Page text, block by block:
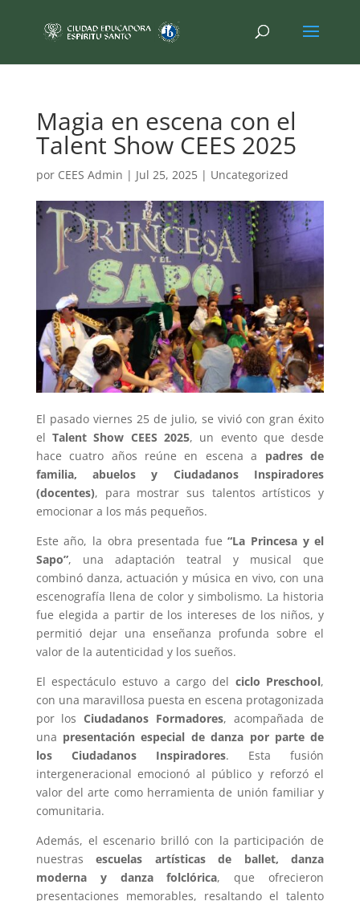
Magia en escena con el
Talent Show CEES 2025
por CEES Admin | Jul 25, 2025| Uncategorized
El pasado viernes 25 de julio, se vivió con gran éxito
elTalent Show CEES 2025, un evento que desde
hace cuatro años reúne en escena a padres de
familia, abuelos y Ciudadanos Inspiradores
(docentes), para mostrar sus talentos artísticos y
emocionar a los más pequeños.
Este año, la obra presentada fue“La Princesa y el
Sapo”, una adaptación teatral y musical que
combinó danza, actuación y música en vivo, con una
escenografía llena de color y simbolismo. La historia
fue elegida a partir de los intereses de los niños, y
permitió dejar una enseñanza profunda sobre el
valor de la autenticidad y los sueños.
El espectáculo estuvo a cargo del ciclo Preschool,
con una maravillosa puesta en escena protagonizada
por losCiudadanos Formadores, acompañada de
una presentación especial de danza por parte de
los Ciudadanos Inspiradores. Esta fusión
intergeneracional emocionó al público y reforzó el
valor del arte como herramienta de unión familiar y
comunitaria.
Además, el escenario brilló con la participación de
nuestrasescuelas artísticas de ballet, danza
moderna y danza folclórica, que ofrecieron
presentaciones memorables, resaltando el talento